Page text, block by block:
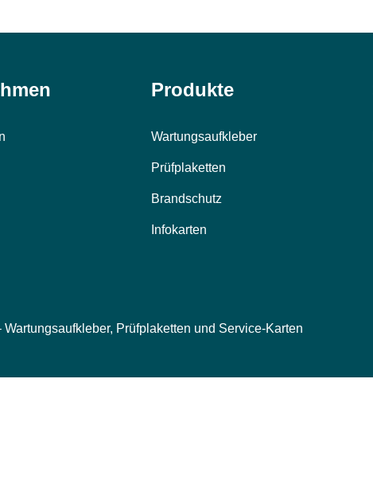
Produkte
Wartungsaufkleber
Prüfplaketten
Brandschutz
Infokarten
Wartungsaufkleber, Prüfplaketten und Service-Karten